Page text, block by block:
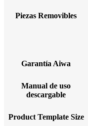
Piezas Removibles
Garantía Aiwa
Manual de uso
descargable
Product Template Size